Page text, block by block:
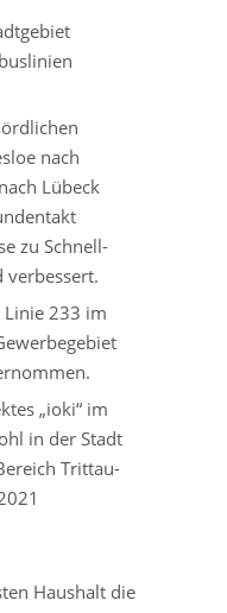
nach
Lübeck
zu Schnell-
verbessert.
233 im
„ioki“ im
in der Stadt
Trittau-
Haushalt die